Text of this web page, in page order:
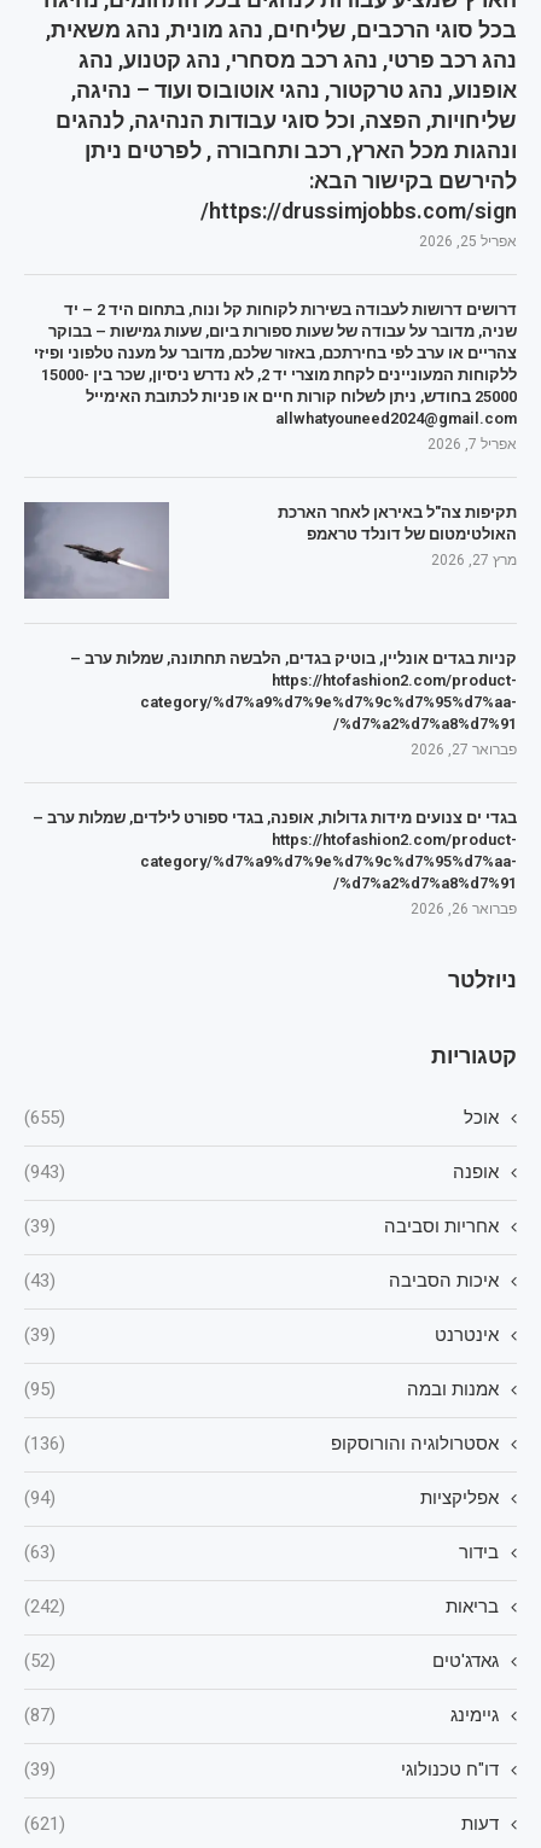
בכל סוגי הרכבים, שליחים, נהג מונית, נהג משאית,
נהג רכב פרטי, נהג רכב מסחרי, נהג קטנוע, נהג
אופנוע, נהג טרקטור, נהגי אוטובוס ועוד – נהיגה,
שליחויות, הפצה, וכל סוגי עבודות הנהיגה, לנהגים
ונהגות מכל הארץ, רכב ותחבורה , לפרטים ניתן
להירשם בקישור הבא:
https://drussimjobbs.com/sign/
אפריל 25, 2026
דרושים דרושות לעבודה בשירות לקוחות קל ונוח, בתחום היד 2 – יד
שניה, מדובר על עבודה של שעות ספורות ביום, שעות גמישות – בבוקר
צהריים או ערב לפי בחירתכם, באזור שלכם, מדובר על מענה טלפוני ופיזי
ללקוחות המעוניינים לקחת מוצרי יד 2, לא נדרש ניסיון, שכר בין 15000-
25000 בחודש, ניתן לשלוח קורות חיים או פניות לכתובת האימייל
allwhatyouneed2024@gmail.com
אפריל 7, 2026
תקיפות צה"ל באיראן לאחר הארכת
האולטימטום של דונלד טראמפ
מרץ 27, 2026
קניות בגדים אונליין, בוטיק בגדים, הלבשה תחתונה, שמלות ערב –
https://htofashion2.com/product-
category/%d7%a9%d7%9e%d7%9c%d7%95%d7%aa-
%d7%a2%d7%a8%d7%91/
פברואר 27, 2026
בגדי ים צנועים מידות גדולות, אופנה, בגדי ספורט לילדים, שמלות ערב –
https://htofashion2.com/product-
category/%d7%a9%d7%9e%d7%9c%d7%95%d7%aa-
%d7%a2%d7%a8%d7%91/
פברואר 26, 2026
ניוזלטר
קטגוריות
אוכל (655)
אופנה (943)
אחריות וסביבה (39)
איכות הסביבה (43)
אינטרנט (39)
אמנות ובמה (95)
אסטרולוגיה והורוסקופ (136)
אפליקציות (94)
בידור (63)
בריאות (242)
גאדג'טים (52)
גיימינג (87)
דו"ח טכנולוגי (39)
דעות (621)